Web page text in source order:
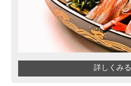
詳しくみる